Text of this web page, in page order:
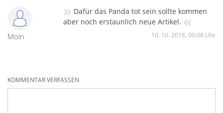
Moin
» Dafür das Panda tot sein sollte kommen
aber noch erstaunlich neue Artikel. «
10. 10. 2018, 00:08 Uhr
KOMMENTAR VERFASSEN